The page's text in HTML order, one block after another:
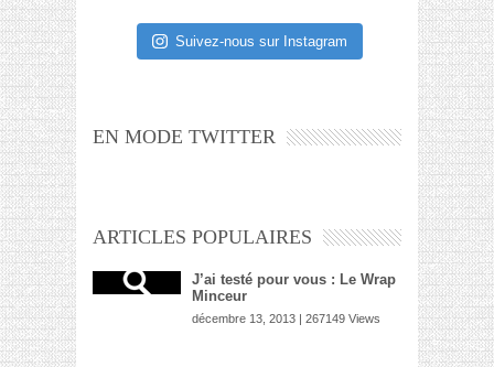
Suivez-nous sur Instagram
EN MODE TWITTER
ARTICLES POPULAIRES
J’ai testé pour vous : Le Wrap
Minceur
décembre 13, 2013 | 267149 Views